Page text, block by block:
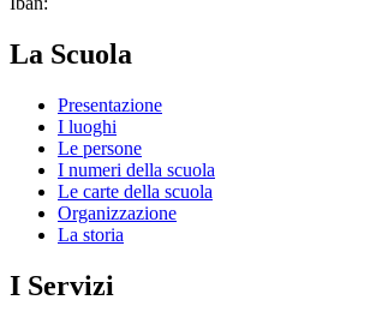
La Scuola
Presentazione
I luoghi
Le persone
I numeri della scuola
Le carte della scuola
Organizzazione
La storia
I Servizi